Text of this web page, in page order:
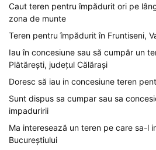
Caut teren pentru împădurit ori pe
zona de munte
Teren pentru împădurit în Fruntiseni,
Iau în concesiune sau să cumpăr un
Plătărești, județul Călărași
Doresc să iau in concesiune teren
Sunt dispus sa cumpar sau sa
impaduririi
Ma interesează un teren pe care sa-l
Bucureștiului